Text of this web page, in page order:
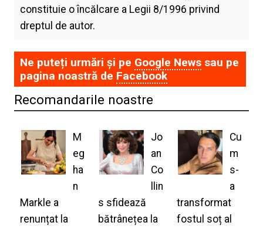
constituie o încălcare a Legii 8/1996 privind
dreptul de autor.
Ne puteți urmări și pe Google Newssau pe
pagina noastră de Facebook
Recomandarile noastre
M
eg
ha
n
Markle a
renunțat la
Jo
an
Co
llin
s sfidează
bătrânețea la
Cu
m
s-
a
transformat
fostul soț al